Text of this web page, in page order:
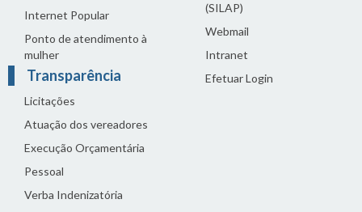
Internet Popular
Ponto de atendimento à
mulher
Transparência
Licitações
Atuação dos vereadores
Execução Orçamentária
Pessoal
Verba Indenizatória
(SILAP)
Webmail
Intranet
Efetuar Login